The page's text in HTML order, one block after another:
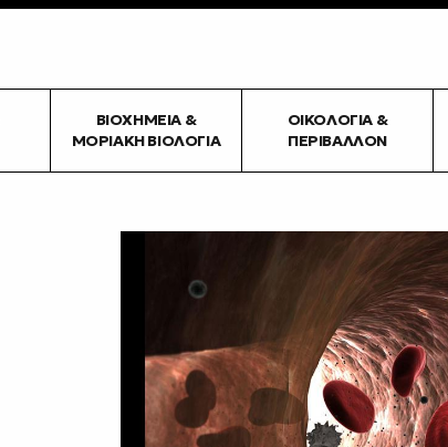
ΒΙΟΧΗΜΕΊΑ &
ΜΟΡΙΑΚΉ ΒΙΟΛΟΓΊΑ
ΟΙΚΟΛΟΓΊΑ &
ΠΕΡΙΒΆΛΛΟΝ